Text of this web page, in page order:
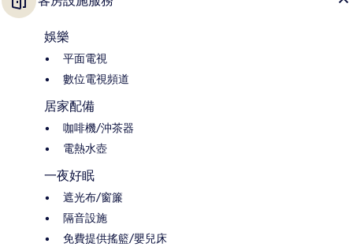
娛樂
平面電視
數位電視頻道
居家配備
咖啡機/沖茶器
電熱水壺
一夜好眠
遮光布/窗簾
隔音設施
免費提供搖籃/嬰兒床